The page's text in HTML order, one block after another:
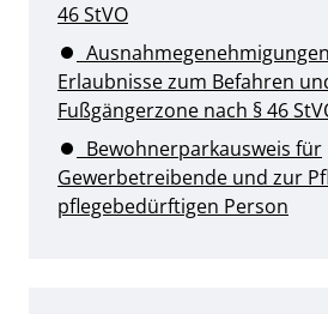
46 StVO
Erlaubnisse zum Befahren
Fußgängerzone nach § 46
Bewohnerparkausweis für
Gewerbetreibende und zur
pflegebedürftigen Person